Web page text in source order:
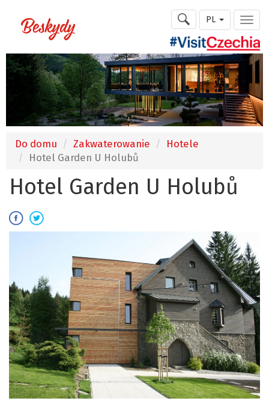
PL
Do domu Zakwaterowanie
Hotele
Hotel Garden U Holubů
Hotel Garden U Holubů